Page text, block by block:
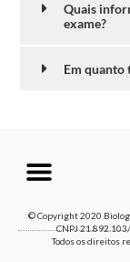
Quais
exame?
Em quanto
© Copyright 2020
CNPJ
Todos os direitos